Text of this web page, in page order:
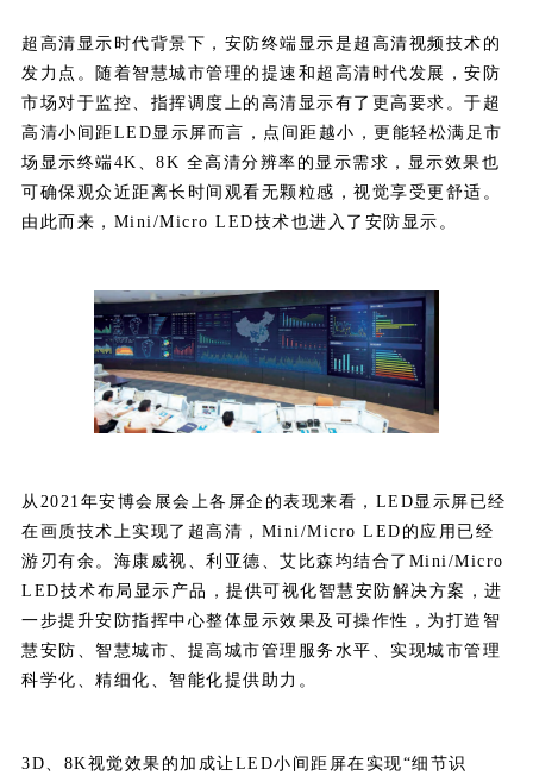
超高清显示时代背景下，安防终端显示是超高清视频技术的
发力点。随着智慧城市管理的提速和超高清时代发展，安防
市场对于监控、指挥调度上的高清显示有了更高要求。于超
高清小间距LED显示屏而言，点间距越小，更能轻松满足市
场显示终端4K、8K 全高清分辨率的显示需求，显示效果也
可确保观众近距离长时间观看无颗粒感，视觉享受更舒适。
由此而来，Mini/Micro LED技术也进入了安防显示。
从2021年安博会展会上各屏企的表现来看，LED显示屏已经
在画质技术上实现了超高清，Mini/Micro LED的应用已经
游刃有余。海康威视、利亚德、艾比森均结合了Mini/Micro
LED技术布局显示产品，提供可视化智慧安防解决方案，进
一步提升安防指挥中心整体显示效果及可操作性，为打造智
慧安防、智慧城市、提高城市管理服务水平、实现城市管理
科学化、精细化、智能化提供助力。
3D、8K视觉效果的加成让LED小间距屏在实现“细节识